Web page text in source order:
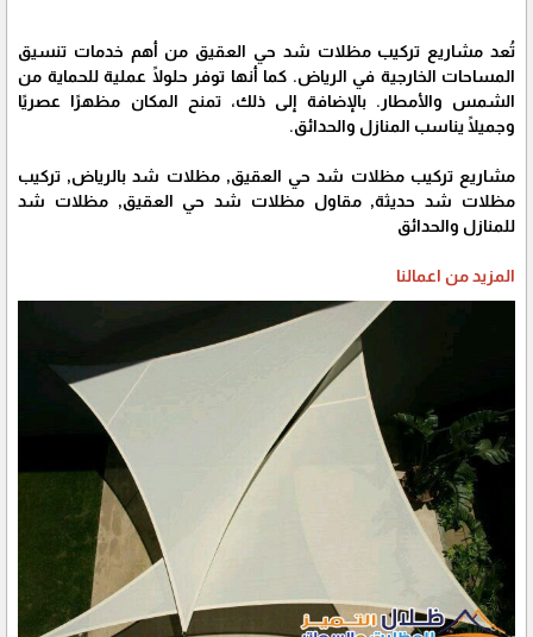
تُعد مشاريع تركيب مظلات شد حي العقيق من أهم خدمات تنسيق
المساحات الخارجية في الرياض. كما أنها توفر حلولًا عملية للحماية من
الشمس والأمطار. بالإضافة إلى ذلك، تمنح المكان مظهرًا عصريًا
وجميلًا يناسب المنازل والحدائق.
مشاريع تركيب مظلات شد حي العقيق, مظلات شد بالرياض, تركيب
مظلات شد حديثة, مقاول مظلات شد حي العقيق, مظلات شد
للمنازل والحدائق
المزيد من اعمالنا